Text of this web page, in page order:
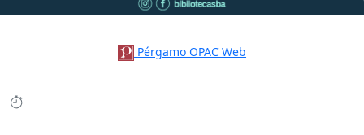
Pérgamo OPAC Web